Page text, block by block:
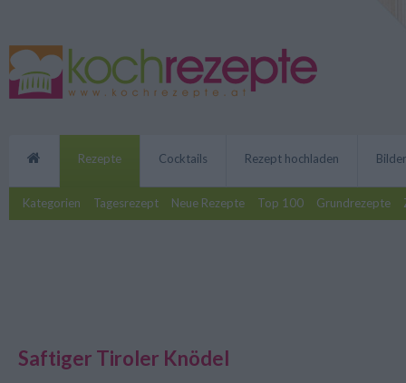
Rezepte
Kategorien Tagesrezept Neue Rezepte Top 100 Grundrezepte
Cocktails Rezept hochladen Bilder
Saftiger Tiroler Knödel